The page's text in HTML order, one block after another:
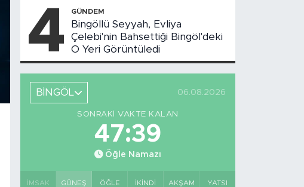
4 GÜNDEM
Bingöllü Seyyah, Evliya
Çelebi'nin Bahsettiği Bingöl'deki
O Yeri Görüntüledi
BİNGÖL 06.08.2026
SONRAKI VAKTE KALAN
47:38
Öğle Namazı
İMSAK GÜNEŞ ÖĞLE İKINDI AKŞAM YATSI